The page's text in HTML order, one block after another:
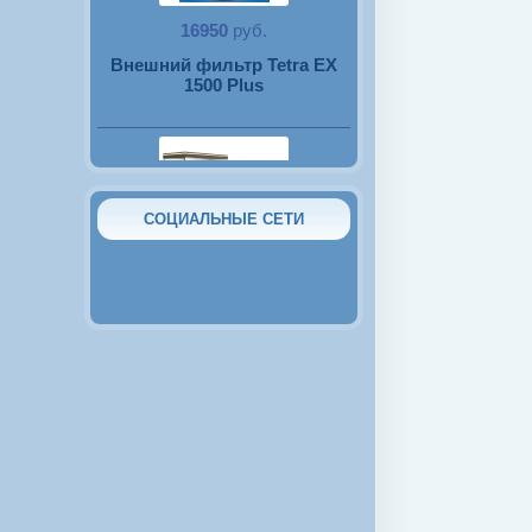
16950руб.
Внешний фильтр Tetra EX
1500 Plus
58000руб.
390л. с тумбой
СОЦИАЛЬНЫЕ СЕТИ